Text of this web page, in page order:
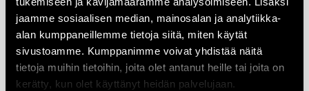
jaamme sosiaalisen median, mainosalan ja analytiikka-
alan kumppaneillemme tietoja siitä, miten käytät
sivustoamme. Kumppanimme voivat yhdistää näitä
tietoja muihin tietoihin, joita olet antanut heille tai joita on
kerätty, kun olet käyttänyt heidän palvelujaan.
399,00 €349,00€
Lisää ostoskoriin
499,00€399,00€
Lisää ostoskoriin